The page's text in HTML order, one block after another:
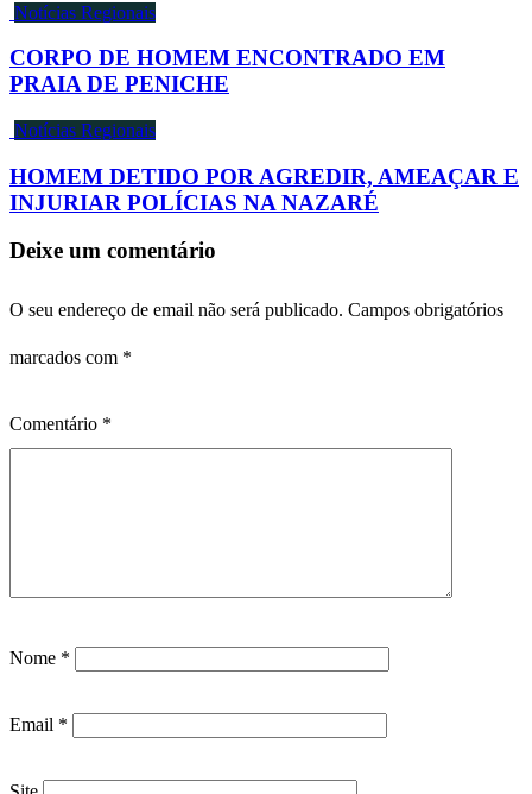
Notícias Regionais
CORPO DE HOMEM ENCONTRADO EM
PRAIA DE PENICHE
Notícias Regionais
HOMEM DETIDO POR AGREDIR, AMEAÇAR E
INJURIAR POLÍCIAS NA NAZARÉ
Deixe um comentário
O seu endereço de email não será publicado. Campos obrigatórios
marcados com *
Comentário *
Nome *
Email *